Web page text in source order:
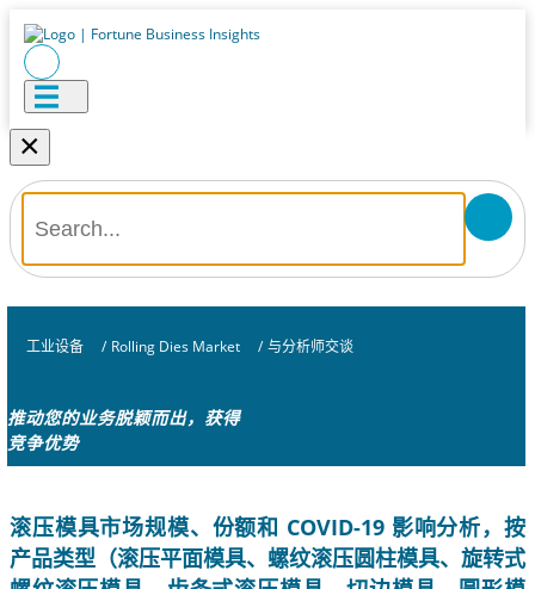
×
工业设备 / Rolling Dies Market / 与分析师交谈
推动您的业务脱颖而出，获得
竞争优势
滚压模具市场规模、份额和 COVID-19 影响分析，按
产品类型（滚压平面模具、螺纹滚压圆柱模具、旋转式